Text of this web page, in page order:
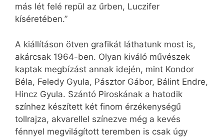
más lét felé repül az űrben, Luczifer
kíséretében.”
A kiállításon ötven grafikát láthatunk most is,
akárcsak 1964-ben. Olyan kiváló művészek
kaptak megbízást annak idején, mint Kondor
Béla, Feledy Gyula, Pásztor Gábor, Bálint Endre,
Hincz Gyula. Szántó Piroskának a hatodik
színhez készített két finom érzékenységű
tollrajza, akvarellel színezve még a kevés
fénnyel megvilágított teremben is csak úgy